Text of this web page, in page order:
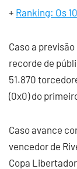
+ Ranking: Os
Caso a
recorde de
51.870
(0x0) do
Caso avance
vencedor de
Copa